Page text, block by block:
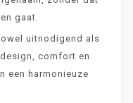
gaat.
uitnodigend als
comfort en
een harmonieuze